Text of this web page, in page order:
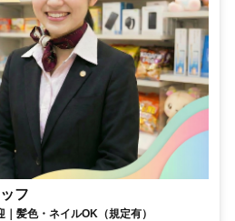
フ
髪色・ネイルOK（規定有）